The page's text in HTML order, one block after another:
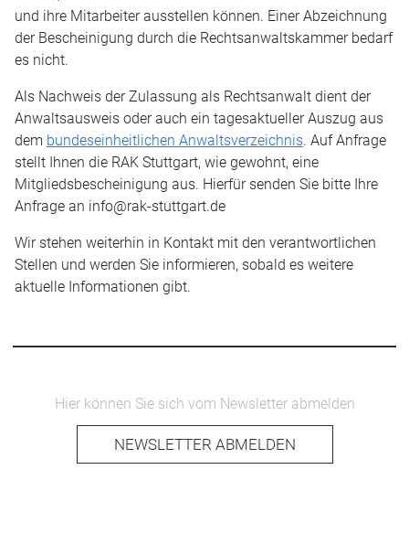
und ihre Mitarbeiter ausstellen können. Einer Abzeichnung
der Bescheinigung durch die Rechtsanwaltskammer bedarf
es nicht.
Als Nachweis der Zulassung als Rechtsanwalt dient der
Anwaltsausweis oder auch ein tagesaktueller Auszug aus
dem bundeseinheitlichen Anwaltsverzeichnis. Auf Anfrage
stellt Ihnen die RAK Stuttgart, wie gewohnt, eine
Mitgliedsbescheinigung aus. Hierfür senden Sie bitte Ihre
Anfrage an info@rak-stuttgart.de
Wir stehen weiterhin in Kontakt mit den verantwortlichen
Stellen und werden Sie informieren, sobald es weitere
aktuelle Informationen gibt.
Hier können Sie sich vom Newsletter abmelden
NEWSLETTER ABMELDEN